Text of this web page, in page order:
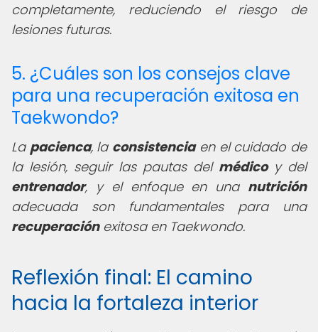
completamente, reduciendo el riesgo de
lesiones futuras.
5. ¿Cuáles son los consejos clave
para una recuperación exitosa en
Taekwondo?
La pacienca, la consistenciaen el cuidado de
la lesión, seguir las pautas del médicoy del
entrenador, y el enfoque en una nutrición
adecuada son fundamentales para una
recuperaciónexitosa en Taekwondo.
Reflexión final: El camino
hacia la fortaleza interior